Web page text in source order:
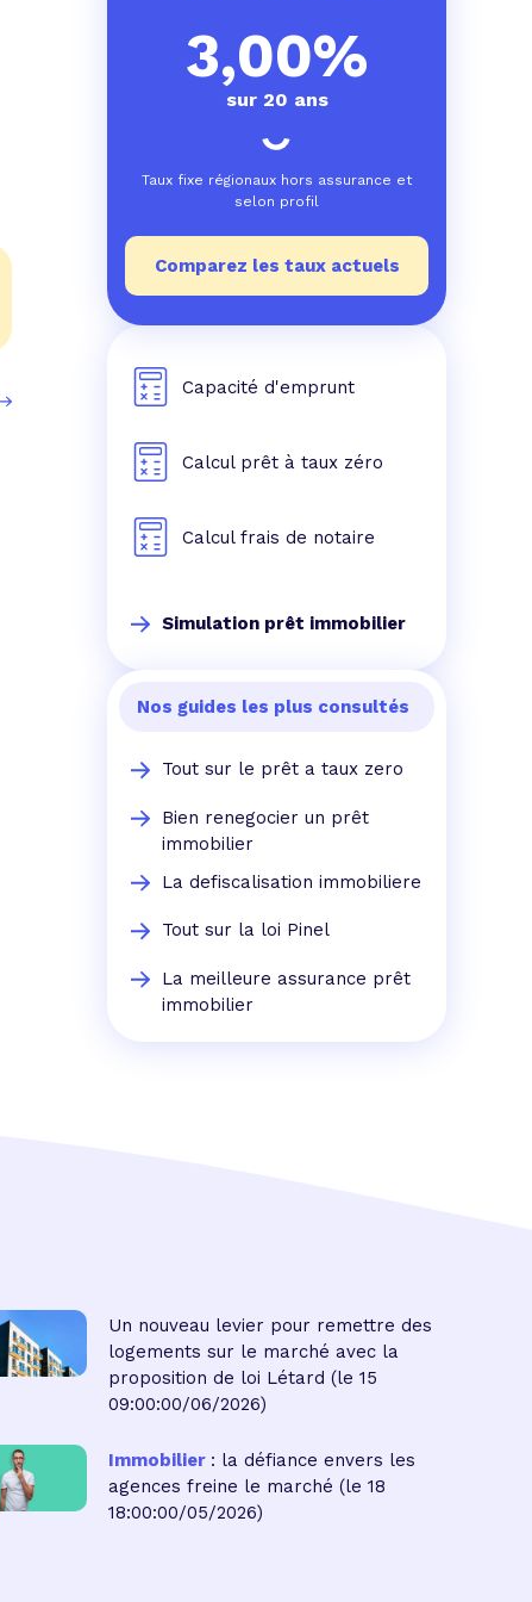
3,00%
sur 20 ans
Taux fixe régionaux hors assurance et
selon profil
Comparez les taux actuels
Capacité d'emprunt
Calcul prêt à taux zéro
Calcul frais de notaire
Simulation prêt immobilier
Nos guides les plus consultés
Tout sur le prêt a taux zero
Bien renegocier un prêt
immobilier
La defiscalisation immobiliere
Tout sur la loi Pinel
La meilleure assurance prêt
immobilier
Un nouveau levier pour remettre des
logements sur le marché avec la
proposition de loi Létard (le 15
09:00:00/06/2026)
Immobilier : la défiance envers les
agences freine le marché (le 18
18:00:00/05/2026)